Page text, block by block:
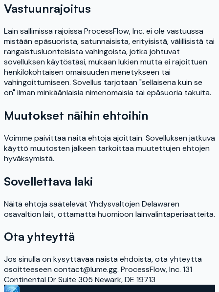
Vastuunrajoitus
Lain sallimissa rajoissa ProcessFlow, Inc. ei ole vastuussa
mistään epäsuorista, satunnaisista, erityisistä, välillisistä tai
rangaistusluonteisista vahingoista, jotka johtuvat
sovelluksen käytöstäsi, mukaan lukien mutta ei rajoittuen
henkilökohtaisen omaisuuden menetykseen tai
vahingoittumiseen. Sovellus tarjotaan "sellaisena kuin se
on" ilman minkäänlaisia nimenomaisia tai epäsuoria takuita.
Muutokset näihin ehtoihin
Voimme päivittää näitä ehtoja ajoittain. Sovelluksen jatkuva
käyttö muutosten jälkeen tarkoittaa muutettujen ehtojen
hyväksymistä.
Sovellettava laki
Näitä ehtoja säätelevät Yhdysvaltojen Delawaren
osavaltion lait, ottamatta huomioon lainvalintaperiaatteita.
Ota yhteyttä
Jos sinulla on kysyttävää näistä ehdoista, ota yhteyttä
osoitteeseen contact@lume.gg. ProcessFlow, Inc. 131
Continental Dr Suite 305 Newark, DE 19713